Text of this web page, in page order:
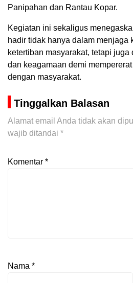
Panipahan dan Rantau Kopar.
Kegiatan ini sekaligus
hadir tidak hanya dalam menjaga
ketertiban masyarakat, tetapi juga
dan keagamaan demi
dengan masyarakat.
Tinggalkan Balasan
Alamat email Anda tidak akan
wajib ditandai *
Komentar *
Nama *